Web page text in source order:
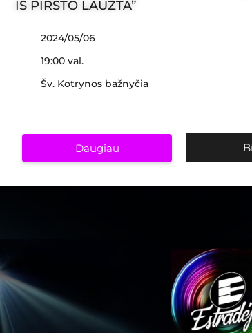
IŠ PIRŠTO LAUŽTA”
2024/05/06
19:00 val.
Šv. Kotrynos bažnyčia
Daugiau